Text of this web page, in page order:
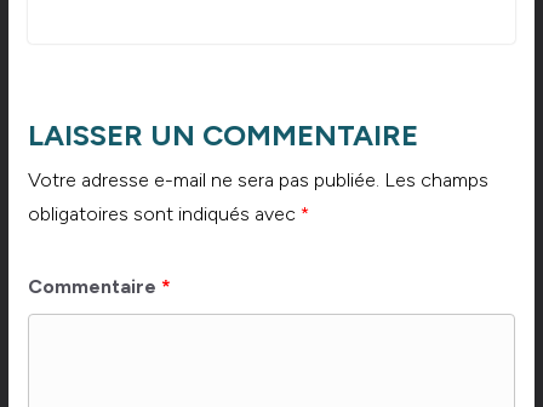
LAISSER UN COMMENTAIRE
Votre adresse e-mail ne sera pas publiée. Les champs
obligatoires sont indiqués avec *
Commentaire *